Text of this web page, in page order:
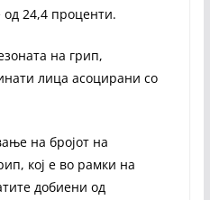
24,4 проценти.
на грип,
лица асоцирани со
на бројот на
кој е во рамки на
добиени од